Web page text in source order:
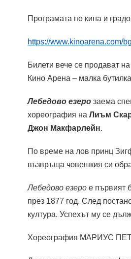
Програмата по кина и
https://www.kinoarena.com/
Билети вече се продават
Кино Арена – малка
Лебедово езеро заема
хореография на Лиъм
Джон Макфарлейн.
По време на лов принц
възвръща човешкия си
Лебедово езеро е първият
през 1877 год. След
култура. Успехът му се
Хореография МАРИУС